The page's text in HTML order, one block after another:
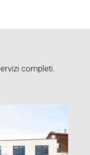
completi.